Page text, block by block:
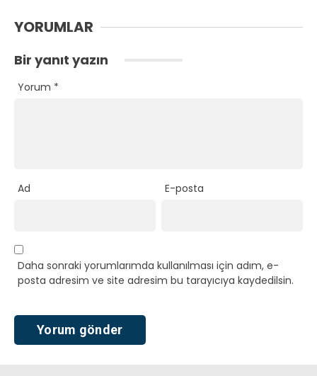
YORUMLAR
Bir yanıt yazın
Yorum *
Ad E-posta
Daha sonraki yorumlarımda kullanılması için adım, e-
posta adresim ve site adresim bu tarayıcıya kaydedilsin.